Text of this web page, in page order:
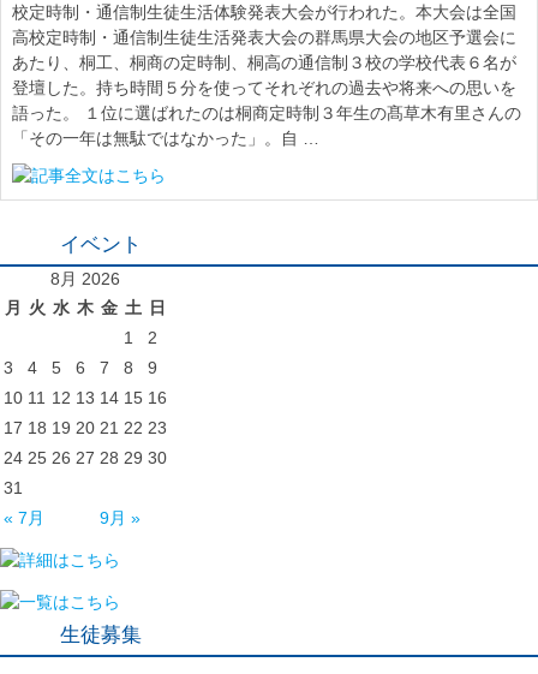
校定時制・通信制生徒生活体験発表大会が行われた。本大会は全国
高校定時制・通信制生徒生活発表大会の群馬県大会の地区予選会に
あたり、桐工、桐商の定時制、桐高の通信制３校の学校代表６名が
登壇した。持ち時間５分を使ってそれぞれの過去や将来への思いを
語った。 １位に選ばれたのは桐商定時制３年生の髙草木有里さんの
「その一年は無駄ではなかった」。自 …
イベント
8月 2026
月
火 水 木 金 土
日
1
2
3
4 5 6 7 8
9
10 11 12 13 14 15 16
17 18 19 20 21 22 23
24 25 26 27 28 29 30
31
« 7月
9月 »
生徒募集